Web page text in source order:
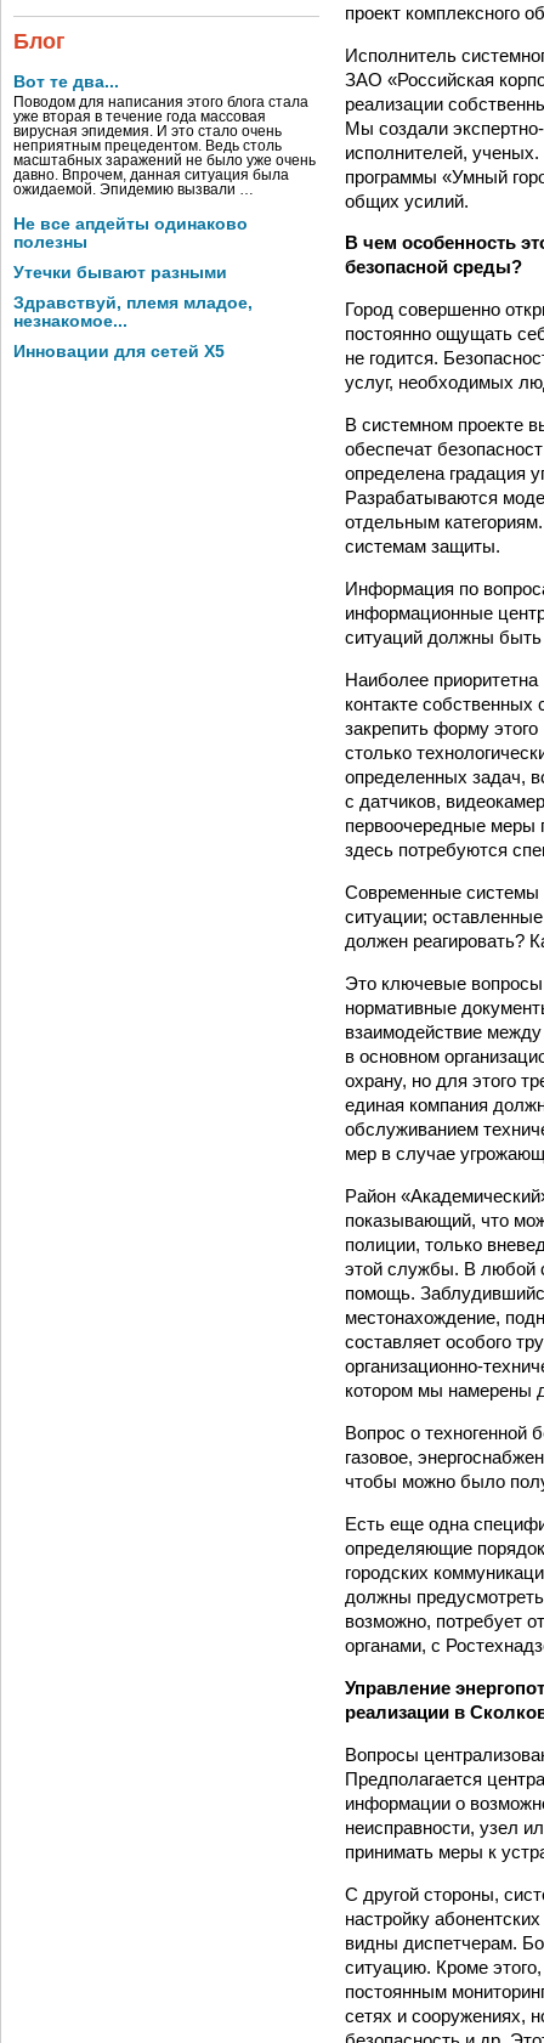
Блог
Вот те два...
Поводом для написания этого блога стала
уже вторая в течение года массовая
вирусная эпидемия. И это стало очень
неприятным прецедентом. Ведь столь
масштабных заражений не было уже очень
давно. Впрочем, данная ситуация была
ожидаемой. Эпидемию вызвали …
Не все апдейты одинаково
полезны
Утечки бывают разными
Здравствуй, племя младое,
незнакомое...
Инновации для сетей X5
проект комплексного
Исполнитель
ЗАО «Российская
реализации
Мы создали
исполнителей,
программы «Умный
общих усилий.
В чем особенность
безопасной среды?
Город совершенно
постоянно ощущать
не годится.
услуг, необходимых
В системном проекте
обеспечат
определена градация
Разрабатываются
отдельным
системам защиты.
Информация по
информационные
ситуаций должны
Наиболее
контакте
закрепить форму
столько
определенных задач,
с датчиков,
первоочередные меры
здесь потребуются
Современные системы
ситуации;
должен реагировать?
Это ключевые
нормативные
взаимодействие
в основном
охрану, но для этого
единая компания
обслуживанием
мер в случае
Район
показывающий, что
полиции, только
этой службы. В любой
помощь.
местонахождение,
составляет особого
организационно-
котором мы намерены
Вопрос о
газовое,
чтобы можно было
Есть еще одна
определяющие
городских
должны
возможно, потребует
органами, с
Управление
реализации в
Вопросы
Предполагается
информации о
неисправности, узел
принимать меры к
С другой стороны,
настройку
видны диспетчерам.
ситуацию. Кроме
постоянным
сетях и сооружениях,